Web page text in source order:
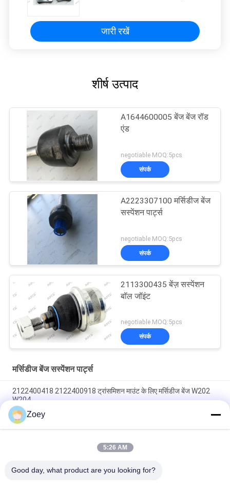
जारी रखें
शीर्ष उत्पाद
A1644600005 बेंज बेंज रॉड
एंड
negotiable MOQ:5pcs
संपर्क
A2223307100 मर्सिडीज बेंज
सस्पेंशन पार्ट्स
negotiable MOQ:5pcs
संपर्क
2113300435 बेंज़ सस्पेंशन
बॉल जॉइंट
negotiable MOQ:5pcs
संपर्क
मर्सिडीज बेंज सस्पेंशन पार्ट्स
2122400418 2122400918 ट्रांसमिशन माउंट के लिए मर्सिडीज बेंज W202
W204
A2052405900 A2052406000 A205240300 इंजन माउंट मर्सिडीज बेंज
W205 S205 के लिए
A4472410013 इंजन माउंट 4472410313 4472410413 मर्सिडीज बेंज विटो
Zoey
5:26 AM
Good day, what product are you looking for?